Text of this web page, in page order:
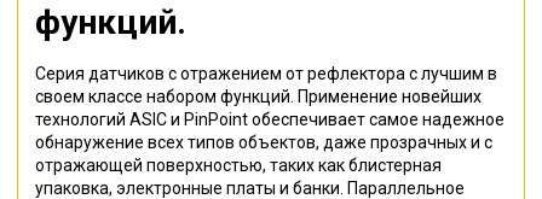
функций.
Серия датчиков с отражением от рефлектора с лучшим в
своем классе набором функций. Применение новейших
технологий ASIC и PinPoint обеспечивает самое надежное
обнаружение всех типов объектов, даже прозрачных и с
отражающей поверхностью, таких как блистерная
упаковка, электронные платы и банки. Параллельное